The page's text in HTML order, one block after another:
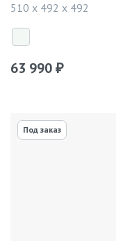
510 x 492 x 492
63 990 ₽
Под заказ